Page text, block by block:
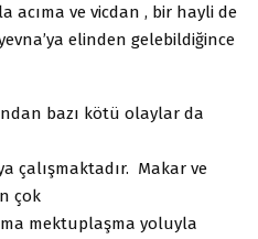
ve vicdan , bir hayli de
elinden gelebildiğince
bazı kötü olaylar da
çalışmaktadır. Makar ve
çok
mektuplaşma yoluyla